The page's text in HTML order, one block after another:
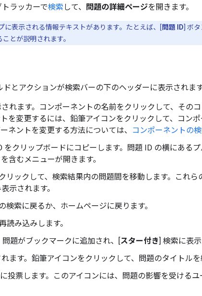
トラッカーで検索 して、 問題の詳細ページを開きます。
に表示される情報テキストがあります。たとえば、[問題 ID ] ボ
とが説明されます。
とアクションが検索バーの下のヘッダーに表示されます
れます。コンポーネントの名前をクリックして、その
を変更するには、鉛筆アイコンをクリックして、コン
ネントを変更する方法については、
コンポーネントの
をクリップボードにコピーします。問題 ID の横にある
含むメニューが開きます。
リックして、検索結果内の問題間を移動します。これら
示されます。
検索に戻るか、ホームページに戻ります。
読み込みします。
題がブックマークに追加され、[スター付き] 検索に表示
ます。鉛筆アイコンをクリックして、問題のタイトルを
投票します。このアイコンには、問題の影響を受ける